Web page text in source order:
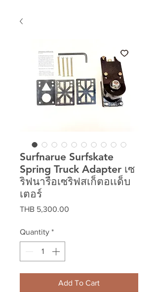
Surfnarue Surfskate
Spring Truck Adapter เซ
ริฟนารือเซริฟสเก็ตอเเด็บ
เตอร์
THB 5,300.00
Quantity *
Add To Cart